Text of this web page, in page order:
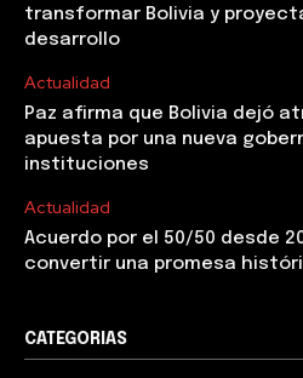
transformar Bolivia y
desarrollo
Actualidad
Paz afirma que Bolivia dejó
apuesta por una nueva
instituciones
Actualidad
Acuerdo por el 50/50 desde
convertir una promesa
CATEGORIAS